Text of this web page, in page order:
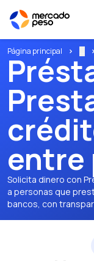
Página principal
entre
Solicita dinero con
a personas que
bancos, con